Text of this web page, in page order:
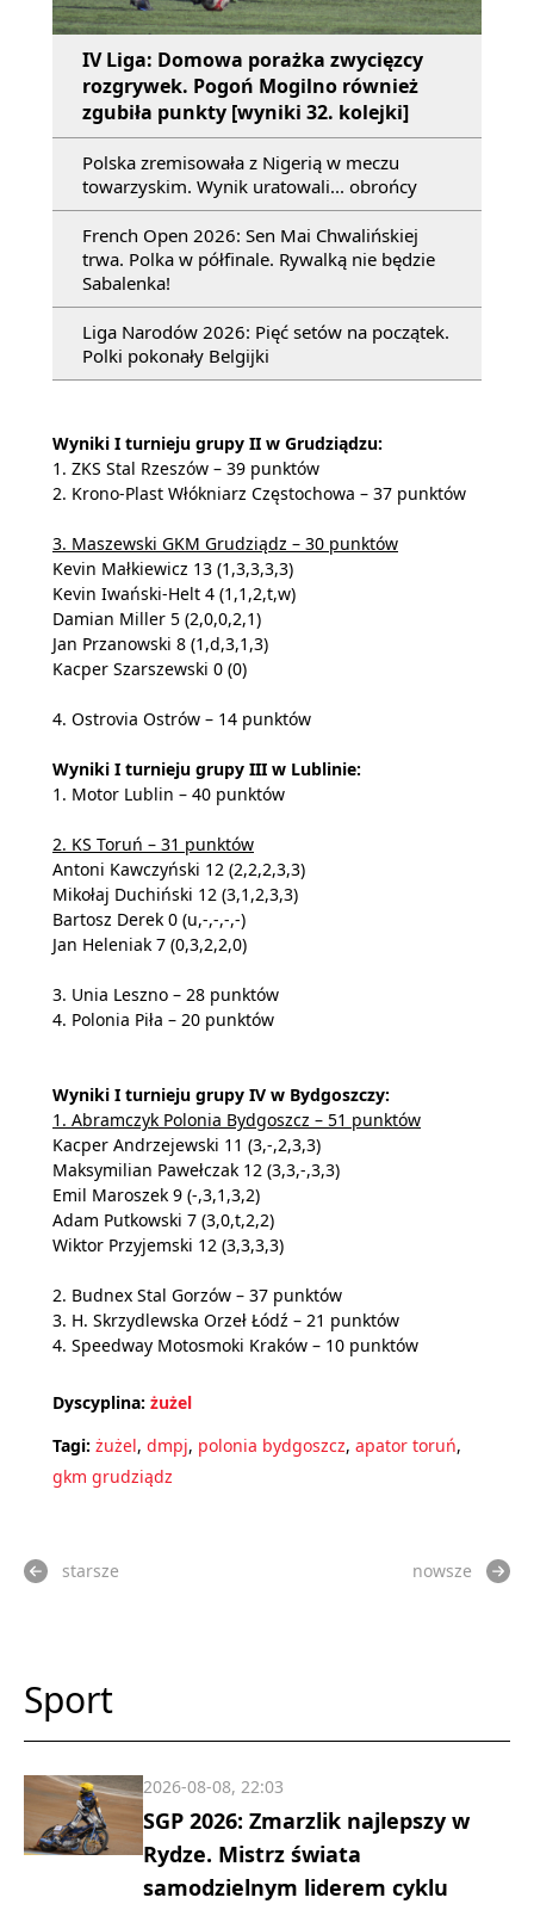
IV Liga: Domowa porażka zwycięzcy
rozgrywek. Pogoń Mogilno również
zgubiła punkty [wyniki 32. kolejki]
Polska zremisowała z Nigerią w meczu
towarzyskim. Wynik uratowali... obrońcy
French Open 2026: Sen Mai Chwalińskiej
trwa. Polka w półfinale. Rywalką nie będzie
Sabalenka!
Liga Narodów 2026: Pięć setów na początek.
Polki pokonały Belgijki
Wyniki I turnieju grupy II w Grudziądzu:
1. ZKS Stal Rzeszów – 39 punktów
2. Krono-Plast Włókniarz Częstochowa – 37 punktów
3. Maszewski GKM Grudziądz – 30 punktów
Kevin Małkiewicz 13 (1,3,3,3,3)
Kevin Iwański-Helt 4 (1,1,2,t,w)
Damian Miller 5 (2,0,0,2,1)
Jan Przanowski 8 (1,d,3,1,3)
Kacper Szarszewski 0 (0)
4. Ostrovia Ostrów – 14 punktów
Wyniki I turnieju grupy III w Lublinie:
1. Motor Lublin – 40 punktów
2. KS Toruń – 31 punktów
Antoni Kawczyński 12 (2,2,2,3,3)
Mikołaj Duchiński 12 (3,1,2,3,3)
Bartosz Derek 0 (u,-,-,-,-)
Jan Heleniak 7 (0,3,2,2,0)
3. Unia Leszno – 28 punktów
4. Polonia Piła – 20 punktów
Wyniki I turnieju grupy IV w Bydgoszczy:
1. Abramczyk Polonia Bydgoszcz – 51 punktów
Kacper Andrzejewski 11 (3,-,2,3,3)
Maksymilian Pawełczak 12 (3,3,-,3,3)
Emil Maroszek 9 (-,3,1,3,2)
Adam Putkowski 7 (3,0,t,2,2)
Wiktor Przyjemski 12 (3,3,3,3)
2. Budnex Stal Gorzów – 37 punktów
3. H. Skrzydlewska Orzeł Łódź – 21 punktów
4. Speedway Motosmoki Kraków – 10 punktów
Dyscyplina: żużel
Tagi: żużel, dmpj, polonia bydgoszcz, apator toruń,
gkm grudziądz
starsze nowsze
Sport
SGP 2026: Zmarzlik najlepszy w
Rydze. Mistrz świata
samodzielnym liderem cyklu
2026-08-08, 22:03